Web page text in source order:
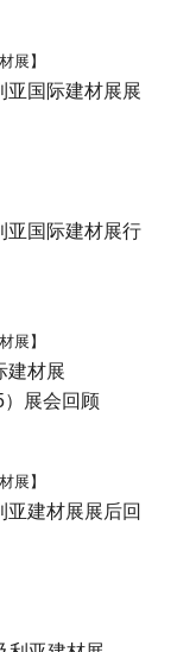
展】
亚国际建材展展
亚国际建材展行
展】
建材展
）展会回顾
展】
亚建材展展后回